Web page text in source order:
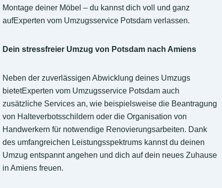
Montage deiner Möbel – du kannst dich voll und ganz
aufExperten vom Umzugsservice Potsdam verlassen.
Dein stressfreier Umzug von Potsdam nach Amiens
Neben der zuverlässigen Abwicklung deines Umzugs
bietetExperten vom Umzugsservice Potsdam auch
zusätzliche Services an, wie beispielsweise die Beantragung
von Halteverbotsschildern oder die Organisation von
Handwerkern für notwendige Renovierungsarbeiten. Dank
des umfangreichen Leistungsspektrums kannst du deinen
Umzug entspannt angehen und dich auf dein neues Zuhause
in Amiens freuen.